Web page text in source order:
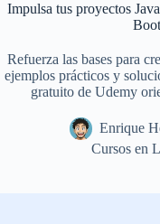
Impulsa tus proyectos
Refuerza las bases para
ejemplos prácticos y
gratuito de Udemy
Enrique
Cursos en